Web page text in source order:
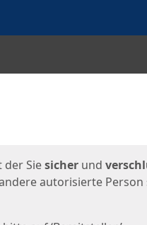
der Siesicher und
autorisierte Person